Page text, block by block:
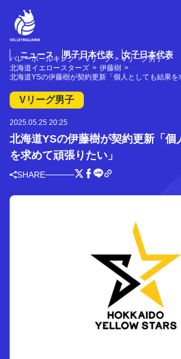
ニュース 男子日本代表 女子日本代表
バレーボールキング Vリーグ
Vリーグ男子
北海道イエロースターズ
伊藤樹
北海道YSの伊藤樹が契約更新「個人としても結果を
Vリーグ男子
2025.05.25 20:25
北海道YSの伊藤樹が契約更新「個
を求めて頑張りたい」
SHARE